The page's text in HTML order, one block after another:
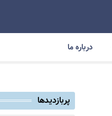
درباره ما
پربازدیدها